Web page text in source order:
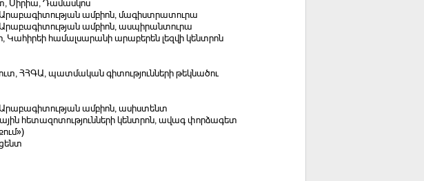
Սիրիա, Դամասկոս
ամբիոն, մագիստրատուրա
ամբիոն, ասպիրանտուրա
Կահիրեի համալսարանի արաբերեն լեզվի կենտրոն
ՀՀԳԱ, պատմական գիտությունների թեկնածու
ամբիոն, ասիստենտ
հետազոտությունների կենտրոն, ավագ փորձագետ